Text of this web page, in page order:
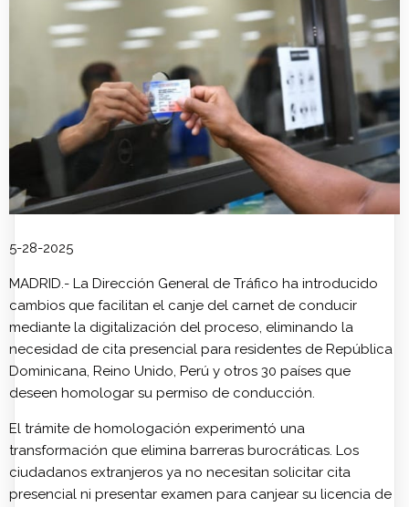
5-28-2025
MADRID.- La Dirección General de Tráfico ha introducido
cambios que facilitan el canje del carnet de conducir
mediante la digitalización del proceso, eliminando la
necesidad de cita presencial para residentes de República
Dominicana, Reino Unido, Perú y otros 30 países que
deseen homologar su permiso de conducción.
El trámite de homologación experimentó una
transformación que elimina barreras burocráticas. Los
ciudadanos extranjeros ya no necesitan solicitar cita
presencial ni presentar examen para canjear su licencia de